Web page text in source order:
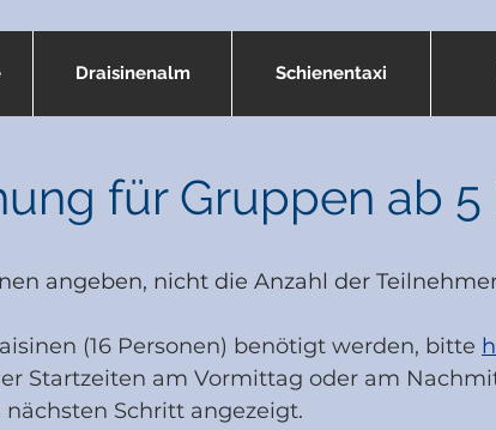
Draisinenalm Schienentaxi
für Gruppen ab 5
angeben, nicht die Anzahl der
(16 Personen) benötigt werden, bitte
Startzeiten am Vormittag oder am
Schritt angezeigt.